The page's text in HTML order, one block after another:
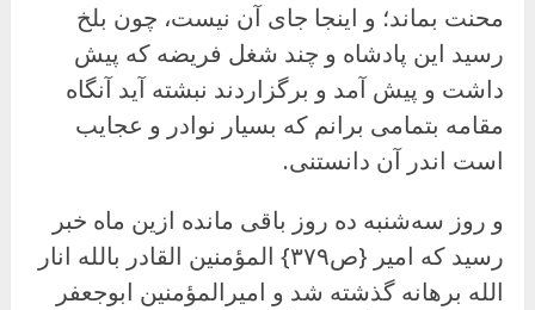
محنت بماند؛ و اینجا جای آن نیست، چون بلخ
رسید این پادشاه و چند شغل فریضه که پیش
داشت و پیش آمد و برگزاردند نبشته آید آنگاه
مقامه بتمامی برانم که بسیار نوادر و عجایب
است اندر آن دانستنی.
و روز سه‌شنبه ده روز باقی مانده ازین ماه خبر
رسید که امیر {ص۳۷۹} المؤمنین القادر بالله انار
الله برهانه گذشته شد و امیرالمؤمنین ابوجعفر